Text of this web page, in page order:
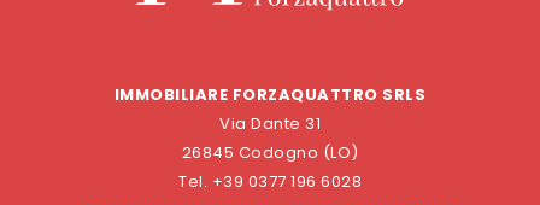
IMMOBILIARE FORZAQUATTRO SRLS
Via Dante 31
26845 Codogno (LO)
Tel. +39 0377 196 6028